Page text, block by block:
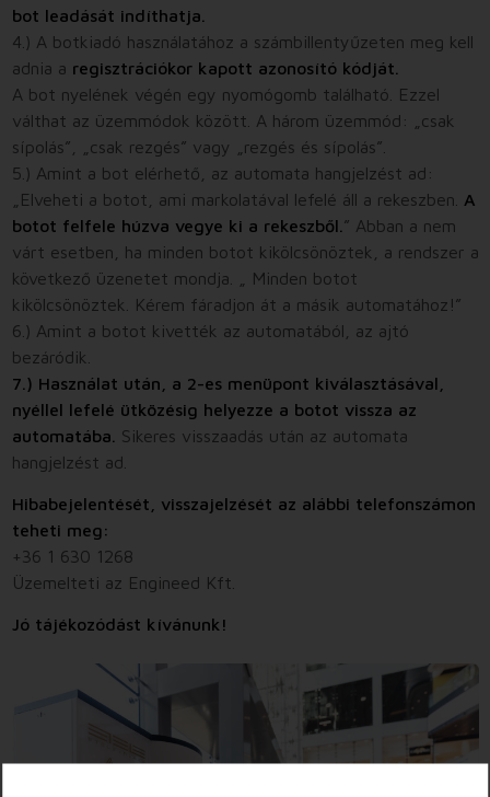
bot leadását indíthatja.
4.) A botkiadó használatához a számbillentyűzeten meg kell
adnia a regisztrációkor kapott azonosító kódját.
A bot nyelének végén egy nyomógomb található. Ezzel
válthat az üzemmódok között. A három üzemmód: „csak
sípolás”, „csak rezgés” vagy „rezgés és sípolás”.
5.) Amint a bot elérhető, az automata hangjelzést ad:
„Elveheti a botot, ami markolatával lefelé áll a rekeszben. A
botot felfele húzva vegye ki a rekeszből. ” Abban a nem
várt esetben, ha minden botot kikölcsönöztek, a rendszer a
következő üzenetet mondja. „ Minden botot
kikölcsönöztek. Kérem fáradjon át a másik automatához!”
6.) Amint a botot kivették az automatából, az ajtó
bezáródik.
7.) Használat után, a 2-es menüpont kiválasztásával,
nyéllel lefelé ütközésig helyezze a botot vissza az
automatába.
Sikeres visszaadás után az automata
hangjelzést ad.
Hibabejelentését, visszajelzését az alábbi telefonszámon
teheti meg:
+36 1 630 1268
Üzemelteti az Engineed Kft.
Jó tájékozódást kívánunk!